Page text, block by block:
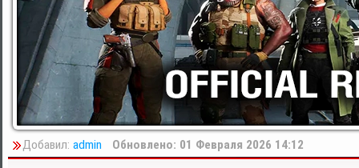
Добавил: admin Обновлено: 01 Февраля 2026 14:12